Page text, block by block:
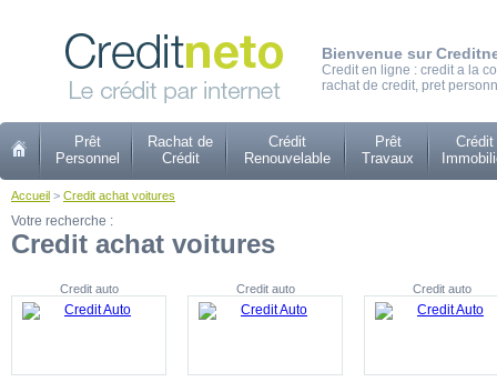
Bienvenue sur
Credit en ligne : credit a la
rachat de credit, pret
Prêt
Personnel
Rachat de
Crédit
Crédit
Renouvelable
Prêt
Travaux
Crédit
Accueil > Credit achat voitures
Votre recherche :
Credit achat voitures
Credit auto Credit auto Credit auto